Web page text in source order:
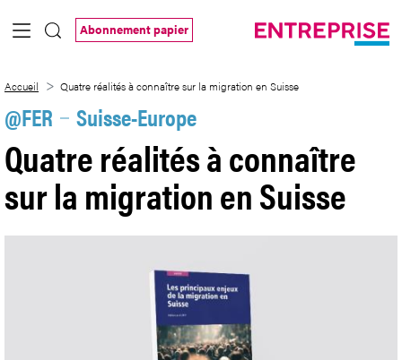
Saut au contenu principal
Abonnement papier
Accueil Quatre réalités à connaître sur la migration en Suisse
@FER Suisse-Europe
Quatre réalités à connaître
sur la migration en Suisse